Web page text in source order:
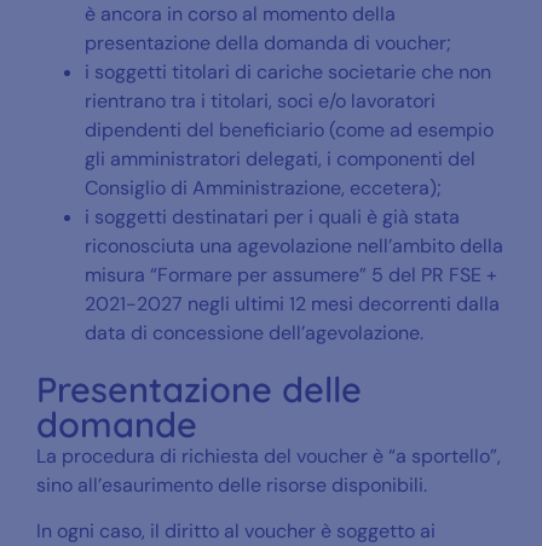
è ancora in corso al momento della
presentazione della domanda di voucher;
i soggetti titolari di cariche societarie che non
rientrano tra i titolari, soci e/o lavoratori
dipendenti del beneficiario (come ad esempio
gli amministratori delegati, i componenti del
Consiglio di Amministrazione, eccetera);
i soggetti destinatari per i quali è già stata
riconosciuta una agevolazione nell’ambito della
misura “Formare per assumere” 5 del PR FSE +
2021-2027 negli ultimi 12 mesi decorrenti dalla
data di concessione dell’agevolazione.
Presentazione delle
domande
La procedura di richiesta del voucher è “a sportello”,
sino all’esaurimento delle risorse disponibili.
In ogni caso, il diritto al voucher è soggetto ai